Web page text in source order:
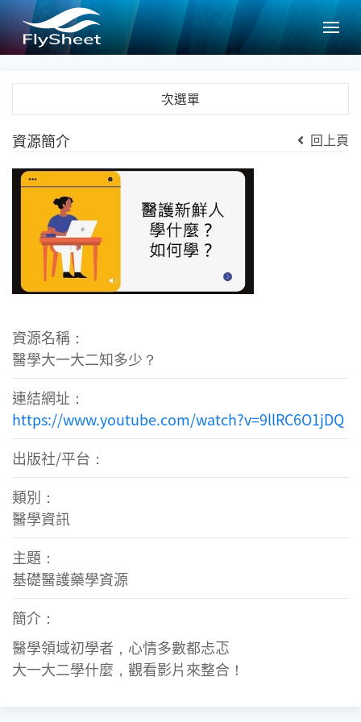
選
次選單
資源簡介 回上頁
資源名稱：
醫學大一大二知多少？
連結網址：
https://www.youtube.com/watch?v=9llRC6O1jDQ
出版社/平台：
類別：
醫學資訊
主題：
基礎醫護藥學資源
簡介：
醫學領域初學者，心情多數都忐忑
大一大二學什麼，觀看影片來整合！